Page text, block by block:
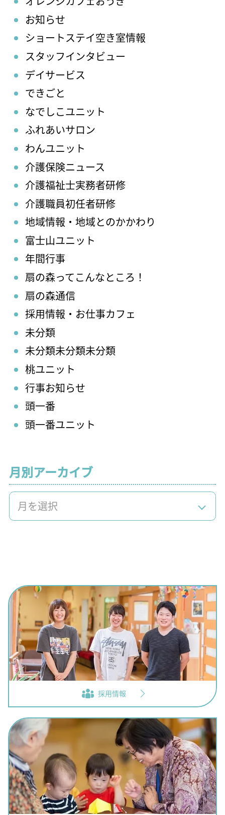
お知らせ
ショートステイ空き室情報
スタッフインタビュー
デイサービス
できごと
なでしこユニット
ふれあいサロン
わんユニット
介護保険ニュース
介護福祉士実務者研修
介護職員初任者研修
地域情報・地域とのかかわり
富士山ユニット
年間行事
扇の森ってこんなところ！
扇の森通信
採用情報・お仕事カフェ
未分類
未分類未分類未分類
桃ユニット
行事お知らせ
頭一番
頭一番ユニット
月別アーカイブ
採用情報